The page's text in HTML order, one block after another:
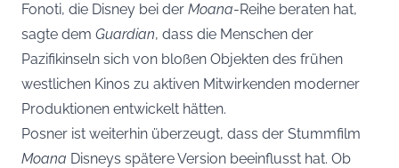
Fonoti, die Disney bei der Moana-Reihe beraten hat,
sagte dem Guardian, dass die Menschen der
Pazifikinseln sich von bloßen Objekten des frühen
westlichen Kinos zu aktiven Mitwirkenden moderner
Produktionen entwickelt hätten.
Posner ist weiterhin überzeugt, dass der Stummfilm
Moana Disneys spätere Version beeinflusst hat. Ob